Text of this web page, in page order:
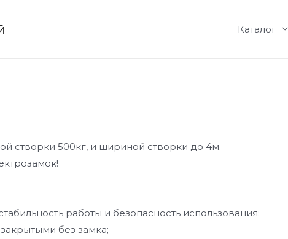
Каталог
створки 500кг, и шириной створки до 4м.
работы и безопасность использования;
без замка;